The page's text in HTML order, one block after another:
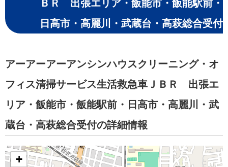
ＢＲ 出張エリア・飯能市・飯能駅前・
日高市・高麗川・武蔵台・高萩総合受付
アーアーアーアンシンハウスクリーニング・オ
フィス清掃サービス生活救急車ＪＢＲ 出張エ
リア・飯能市・飯能駅前・日高市・高麗川・武
蔵台・高萩総合受付の詳細情報
+